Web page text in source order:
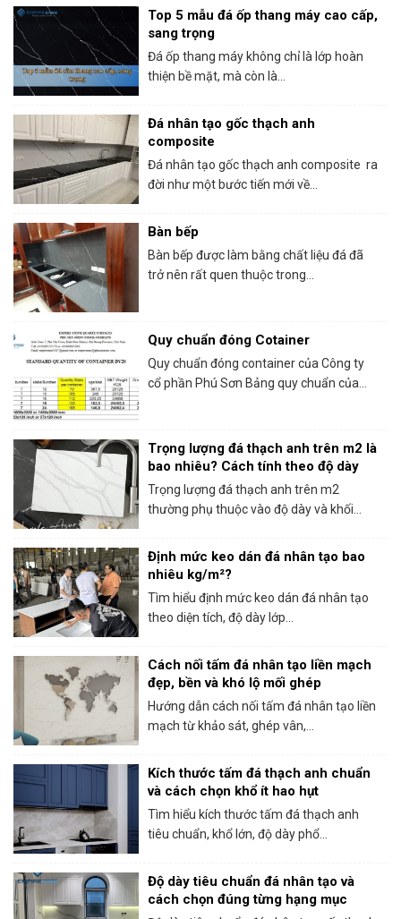
Top 5 mẫu đá ốp thang máy cao cấp,
sang trọng
Đá ốp thang máy không chỉ là lớp hoàn
thiện bề mặt, mà còn là...
Đá nhân tạo gốc thạch anh
composite
Đá nhân tạo gốc thạch anh composite ra
đời như một bước tiến mới về...
Bàn bếp
Bàn bếp được làm bằng chất liệu đá đã
trở nên rất quen thuộc trong...
Quy chuẩn đóng Cotainer
Quy chuẩn đóng container của Công ty
cổ phần Phú Sơn Bảng quy chuẩn của...
Trọng lượng đá thạch anh trên m2 là
bao nhiêu? Cách tính theo độ dày
Trọng lượng đá thạch anh trên m2
thường phụ thuộc vào độ dày và khối...
Định mức keo dán đá nhân tạo bao
nhiêu kg/m²?
Tìm hiểu định mức keo dán đá nhân tạo
theo diện tích, độ dày lớp...
Cách nối tấm đá nhân tạo liền mạch
đẹp, bền và khó lộ mối ghép
Hướng dẫn cách nối tấm đá nhân tạo liền
mạch từ khảo sát, ghép vân,...
Kích thước tấm đá thạch anh chuẩn
và cách chọn khổ ít hao hụt
Tìm hiểu kích thước tấm đá thạch anh
tiêu chuẩn, khổ lớn, độ dày phổ...
Độ dày tiêu chuẩn đá nhân tạo và
cách chọn đúng từng hạng mục